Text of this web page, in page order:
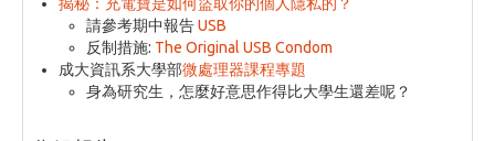
請參考期中報告USB
反制措施: The Original USB Condom
成大資訊系大學部微處理器課程專題
身為研究生，怎麼好意思作得比大學生還差呢？